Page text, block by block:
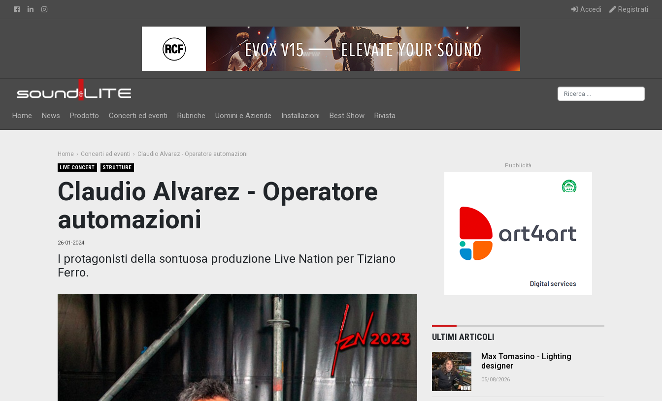
FacebookLinkedin Accedi Registrati
Home News Prodotto Concerti ed eventi Rubriche Uomini e Aziende Installazioni Best Show Rivista
Home Concerti ed eventi Claudio Alvarez - Operatore automazioni
LIVE CONCERT STRUTTURE
Claudio Alvarez - Operatore
automazioni
26-01-2024
I protagonisti della sontuosa produzione Live Nation per Tiziano
Ferro.
ULTIMI ARTICOLI
Max Tomasino - Lighting
designer
05/08/2026